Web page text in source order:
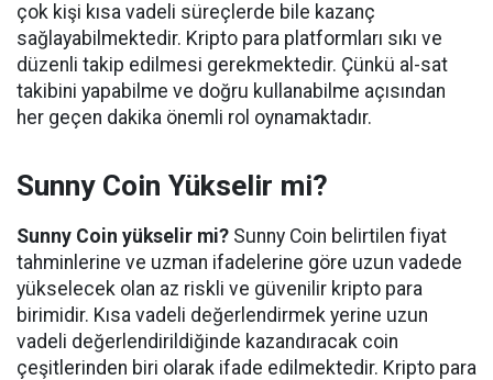
çok kişi kısa vadeli süreçlerde bile kazanç
sağlayabilmektedir. Kripto para platformları sıkı ve
düzenli takip edilmesi gerekmektedir. Çünkü al-sat
takibini yapabilme ve doğru kullanabilme açısından
her geçen dakika önemli rol oynamaktadır.
Sunny Coin Yükselir mi?
Sunny Coin yükselir mi? Sunny Coin belirtilen fiyat
tahminlerine ve uzman ifadelerine göre uzun vadede
yükselecek olan az riskli ve güvenilir kripto para
birimidir. Kısa vadeli değerlendirmek yerine uzun
vadeli değerlendirildiğinde kazandıracak coin
çeşitlerinden biri olarak ifade edilmektedir. Kripto para